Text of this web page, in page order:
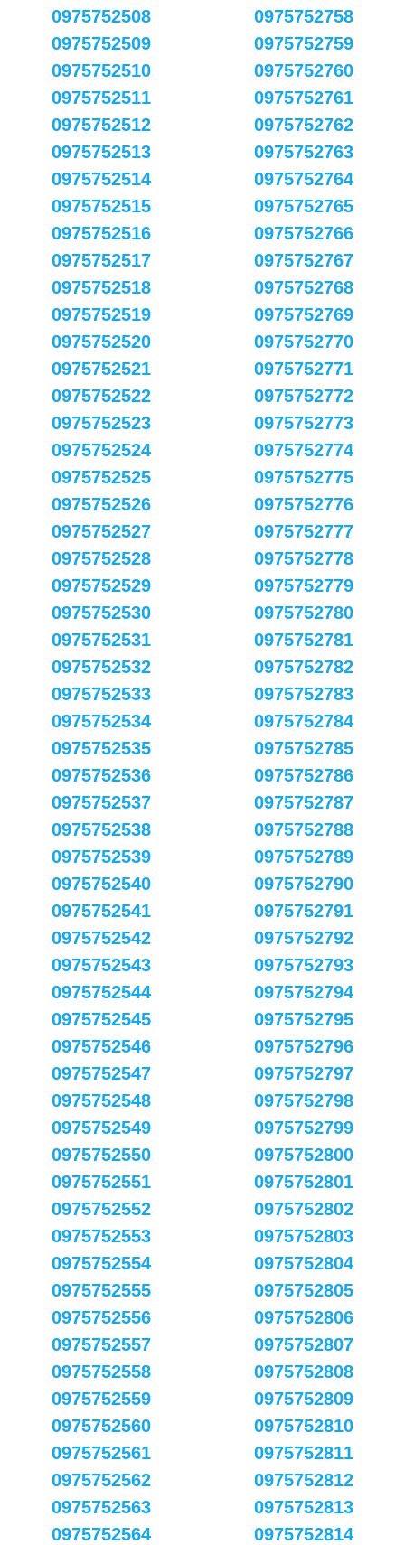
0975752508
0975752509
0975752510
0975752511
0975752512
0975752513
0975752514
0975752515
0975752516
0975752517
0975752518
0975752519
0975752520
0975752521
0975752522
0975752523
0975752524
0975752525
0975752526
0975752527
0975752528
0975752529
0975752530
0975752531
0975752532
0975752533
0975752534
0975752535
0975752536
0975752537
0975752538
0975752539
0975752540
0975752541
0975752542
0975752543
0975752544
0975752545
0975752546
0975752547
0975752548
0975752549
0975752550
0975752551
0975752552
0975752553
0975752554
0975752555
0975752556
0975752557
0975752558
0975752559
0975752560
0975752561
0975752562
0975752563
0975752564
0975752758
0975752759
0975752760
0975752761
0975752762
0975752763
0975752764
0975752765
0975752766
0975752767
0975752768
0975752769
0975752770
0975752771
0975752772
0975752773
0975752774
0975752775
0975752776
0975752777
0975752778
0975752779
0975752780
0975752781
0975752782
0975752783
0975752784
0975752785
0975752786
0975752787
0975752788
0975752789
0975752790
0975752791
0975752792
0975752793
0975752794
0975752795
0975752796
0975752797
0975752798
0975752799
0975752800
0975752801
0975752802
0975752803
0975752804
0975752805
0975752806
0975752807
0975752808
0975752809
0975752810
0975752811
0975752812
0975752813
0975752814